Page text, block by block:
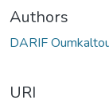
Authors
DARIF
URI